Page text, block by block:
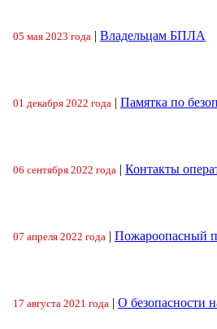
05 мая 2023 года | Владельцам БПЛА
01 декабря 2022 года | Памятка по
06 сентября 2022 года | Контакты
07 апреля 2022 года | Пожароопасный
17 августа 2021 года | О безопасности